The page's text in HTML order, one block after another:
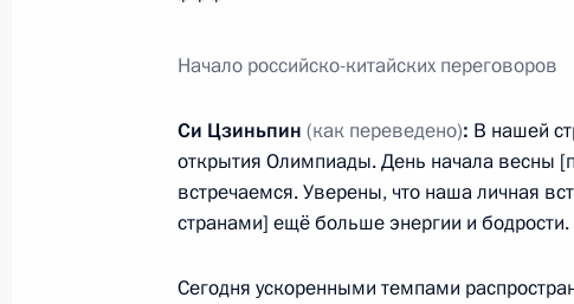
Заседание Совета по науке и
Пресс-конференция по итогам
8 февраля 2022 года, 01:05 Москва, Кремль
Начало российско-китайских переговоров
Си Цзиньпин (как переведено): В нашей
открытия Олимпиады. День начала весны
встречаемся. Уверены, что наша личная
странами] ещё больше энергии и бодрости.
Сегодня ускоренными темпами